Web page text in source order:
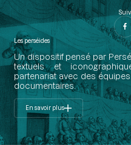
Les perséides
Un dispositif pensé par
textuels et
partenariat avec des
documentaires.
En savoir plus